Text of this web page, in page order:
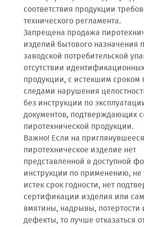
соответствия продукции
технического регламента.
Запрещена продажа
изделий бытового назначения
заводской потребительской
отсутствии
продукции, с истекшим сроком
следами нарушения
без инструкции по
документов, подтверждающих
пиротехнической продукции.
Важно! Если на
пиротехническое изделие нет
представленной в доступной
инструкции по применению, не
истек срок годности, нет
сертификации изделия или
вмятины, надрывы, потертости
дефекты, то лучше отказаться